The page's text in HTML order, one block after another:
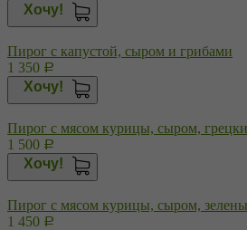
Хочу!
Пирог с капустой, сыром и грибами
1 350 Р
Хочу!
Пирог с мясом курицы, сыром,
1 500 Р
Хочу!
Пирог с мясом курицы, сыром,
1 450 Р